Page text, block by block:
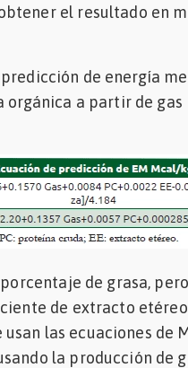
el resultado en
predicción de energía
a partir de gas
de grasa,
de extracto etéreo
las ecuaciones de
la producción de